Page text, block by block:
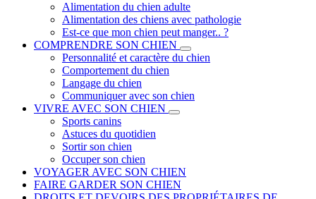
Alimentation du chien adulte
Alimentation des chiens avec pathologie
Est-ce que mon chien peut manger.. ?
COMPRENDRE SON CHIEN
Personnalité et caractère du chien
Comportement du chien
Langage du chien
Communiquer avec son chien
VIVRE AVEC SON CHIEN
Sports canins
Astuces du quotidien
Sortir son chien
Occuper son chien
VOYAGER AVEC SON CHIEN
FAIRE GARDER SON CHIEN